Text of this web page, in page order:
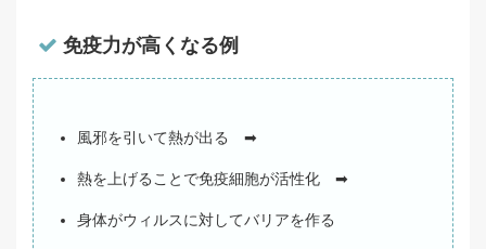
免疫力が高くなる例
風邪を引いて熱が出る ➡
熱を上げることで免疫細胞が活性化 ➡
身体がウィルスに対してバリアを作る